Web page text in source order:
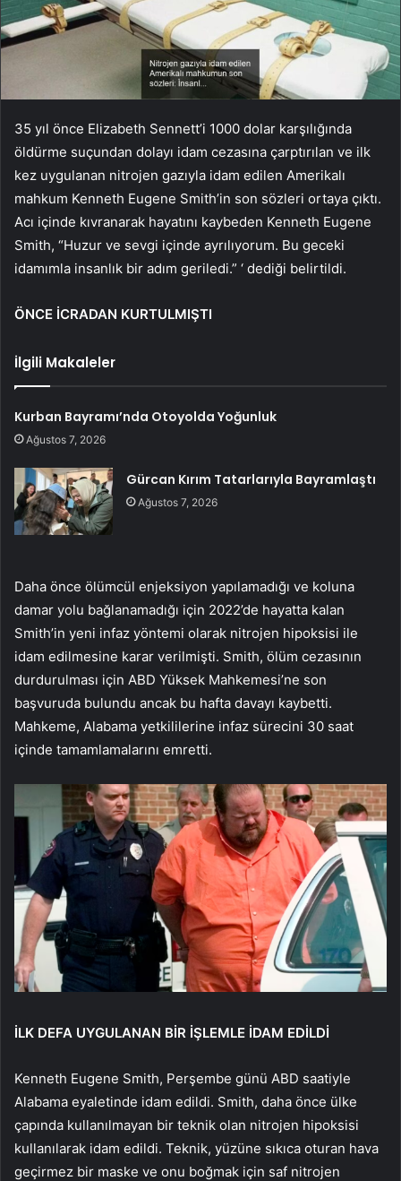
35 yıl önce Elizabeth Sennett’i 1000 dolar karşılığında
öldürme suçundan dolayı idam cezasına çarptırılan ve ilk
kez uygulanan nitrojen gazıyla idam edilen Amerikalı
mahkum Kenneth Eugene Smith’in son sözleri ortaya çıktı.
Acı içinde kıvranarak hayatını kaybeden Kenneth Eugene
Smith, “Huzur ve sevgi içinde ayrılıyorum. Bu geceki
idamımla insanlık bir adım geriledi.” ‘ dediği belirtildi.
ÖNCE İCRADAN KURTULMIŞTI
İlgili Makaleler
Kurban Bayramı’nda Otoyolda Yoğunluk
Ağustos 7, 2026
Gürcan Kırım Tatarlarıyla Bayramlaştı
Ağustos 7, 2026
Daha önce ölümcül enjeksiyon yapılamadığı ve koluna
damar yolu bağlanamadığı için 2022’de hayatta kalan
Smith’in yeni infaz yöntemi olarak nitrojen hipoksisi ile
idam edilmesine karar verilmişti. Smith, ölüm cezasının
durdurulması için ABD Yüksek Mahkemesi’ne son
başvuruda bulundu ancak bu hafta davayı kaybetti.
Mahkeme, Alabama yetkililerine infaz sürecini 30 saat
içinde tamamlamalarını emretti.
İLK DEFA UYGULANAN BİR İŞLEMLE İDAM EDİLDİ
Kenneth Eugene Smith, Perşembe günü ABD saatiyle
Alabama eyaletinde idam edildi. Smith, daha önce ülke
çapında kullanılmayan bir teknik olan nitrojen hipoksisi
kullanılarak idam edildi. Teknik, yüzüne sıkıca oturan hava
geçirmez bir maske ve onu boğmak için saf nitrojen